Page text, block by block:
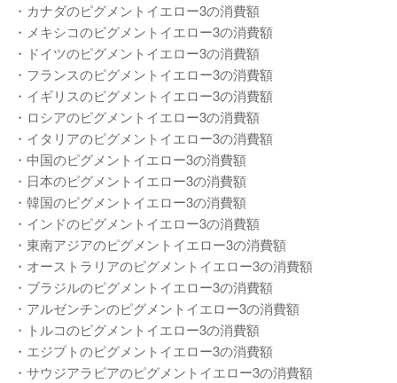
・カナダのピグメントイエロー3の消費額
・メキシコのピグメントイエロー3の消費額
・ドイツのピグメントイエロー3の消費額
・フランスのピグメントイエロー3の消費額
・イギリスのピグメントイエロー3の消費額
・ロシアのピグメントイエロー3の消費額
・イタリアのピグメントイエロー3の消費額
・中国のピグメントイエロー3の消費額
・日本のピグメントイエロー3の消費額
・韓国のピグメントイエロー3の消費額
・インドのピグメントイエロー3の消費額
・東南アジアのピグメントイエロー3の消費額
・オーストラリアのピグメントイエロー3の消費額
・ブラジルのピグメントイエロー3の消費額
・アルゼンチンのピグメントイエロー3の消費額
・トルコのピグメントイエロー3の消費額
・エジプトのピグメントイエロー3の消費額
・サウジアラビアのピグメントイエロー3の消費額